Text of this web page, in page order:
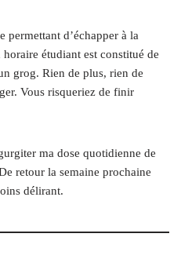
permettant d’échapper à la
étudiant est constitué de
grog. Rien de plus, rien de
Vous risqueriez de finir
ma dose quotidienne de
retour la semaine prochaine
délirant.